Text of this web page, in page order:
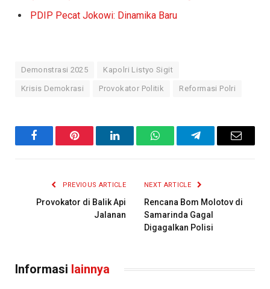
PDIP Pecat Jokowi: Dinamika Baru
Demonstrasi 2025 Kapolri Listyo Sigit
Krisis Demokrasi Provokator Politik Reformasi Polri
FacebookPinterest LinkedInWhatsAppTelegramEmail
PREVIOUS ARTICLE
Provokator di Balik Api
Jalanan
NEXT ARTICLE
Rencana Bom Molotov di
Samarinda Gagal
Digagalkan Polisi
Informasi lainnya